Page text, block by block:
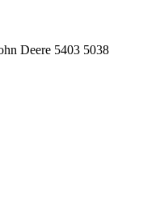
Deere 5403 5038